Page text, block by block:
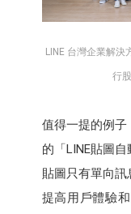
LINE 台灣企業解
行
值得一提的例子
的「LINE貼圖
貼圖只有單向
提高用戶體驗